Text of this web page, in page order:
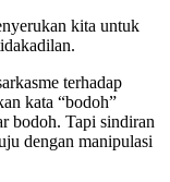
kita untuk
terhadap
kata “bodoh”
bodoh. Tapi sindiran
dengan manipulasi